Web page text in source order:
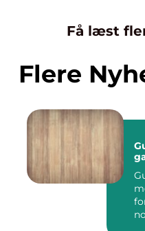
Få læst
Flere